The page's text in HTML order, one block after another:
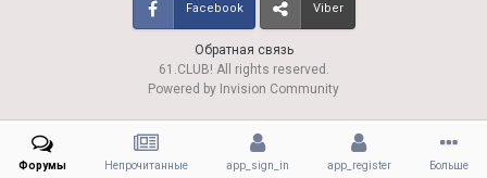
Обратная связь
Facebook Viber
61.CLUB! All rights reserved.
Powered by Invision Community
Форумы Непрочитанные app_sign_in app_register Больше